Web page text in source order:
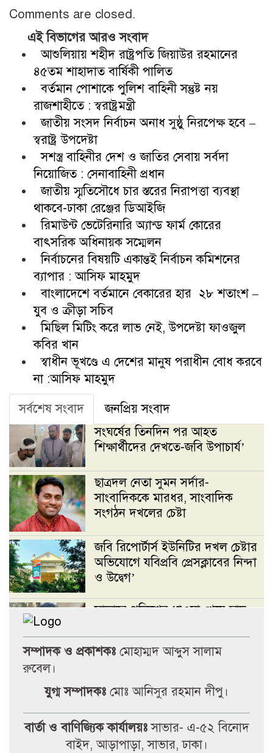
Comments are closed.
এই বিভাগের আরও সংবাদ
আশুলিয়ায় শহীদ রাষ্ট্রপতি জিয়াউর রহমানের
৪৫তম শাহাদাত বার্ষিকী পালিত
বর্তমান পোশাকে পুলিশ বাহিনী সন্তুষ্ট নয়
রাজশাহীতে : স্বরাষ্ট্রমন্ত্রী
জাতীয় সংসদ নির্বাচন অনাধ সুষ্ঠু নিরপেক্ষ হবে –
স্বরাষ্ট্র উপদেষ্টা
সশস্ত্র বাহিনীর দেশ ও জাতির সেবায় সর্বদা
নিয়োজিত : সেনাবাহিনী প্রধান
জাতীয় স্মৃতিসৌধে চার স্তরের নিরাপত্তা ব্যবস্থা
থাকবে-ঢাকা রেঞ্জের ডিআইজি
রিমাউন্ট ভেটেরিনারি অ্যান্ড ফার্ম কোরের
বাৎসরিক অধিনায়ক সম্মেলন
নির্বাচনের বিষয়টি একান্তই নির্বাচন কমিশনের
ব্যাপার : আসিফ মাহমুদ
বাংলাদেশে বর্তমানে বেকারের হার ২৮ শতাংশ –
যুব ও ক্রীড়া সচিব
মিছিল মিটিং করে লাভ নেই, উপদেষ্টা ফাওজুল
কবির খান
স্বাধীন ভূখণ্ডে এ দেশের মানুষ পরাধীন বোধ করবে
না :আসিফ মাহমুদ
সর্বশেষ সংবাদ
জনপ্রিয় সংবাদ
সংঘর্ষের তিনদিন পর আহত
শিক্ষার্থীদের দেখতে-জবি উপাচার্য’
ছাত্রদল নেতা সুমন সর্দার-
সাংবাদিককে মারধর, সাংবাদিক
সংগঠন দখলের চেষ্টা
জবি রিপোর্টার্স ইউনিটির দখল চেষ্টার
অভিযোগে যবিপ্রবি প্রেসক্লাবের নিন্দা
ও উদ্বেগ’
সাভারে পুলিশের ধাওয়া খেয়ে ছাদ
অভিযোগ
অভিযোগে যবিপ্রবি প্রেসক্লাবের নিন্দা
ও উদ্বেগ’
টানা বৃষ্টিতে আত্রাইয়ে বেড়েছে সবজির
সম্পাদক ও প্রকাশকঃমোহাম্মদ আব্দুস সালাম
রুবেল।
যুগ্ম সম্পাদকঃ মোঃ আনিসুর রহমান দীপু।
বার্তা ও বাণিজ্যিক কার্যালয়ঃসাভার- এ-৫২ বিনোদ
বাইদ, আড়াপাড়া, সাভার, ঢাকা।